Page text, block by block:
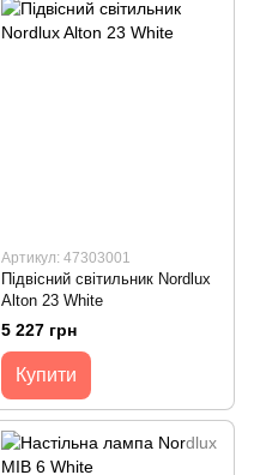
Артикул: 47303001
Підвісний світильник Nordlux
Alton 23 White
5 227 грн
Купити